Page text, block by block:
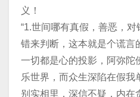
义！
​“1.世间哪有真假，善恶，
错来判断，这本就是个谎言
一切都是心的投影，阿弥陀
乐世界，而众生深陷在假我
别实相里，深信不疑，内在